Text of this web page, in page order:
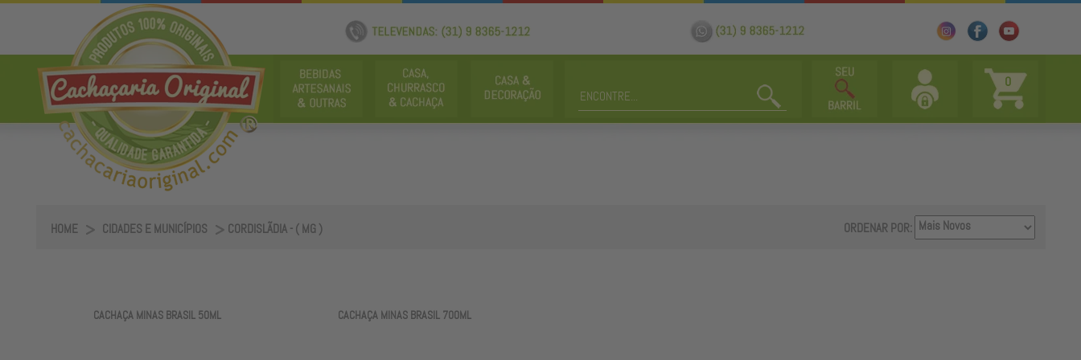
0
HOME CIDADES E MUNICÍPIOS CORDISLÃDIA - ( MG ) ORDENAR POR:
CACHAÇA MINAS BRASIL 50ML CACHAÇA MINAS BRASIL 700ML